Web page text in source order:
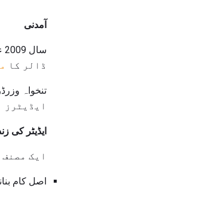
آمدنی
ڈالر کا
ایڈیٹرز
ایڈیٹر کی
ایک
اصل کام